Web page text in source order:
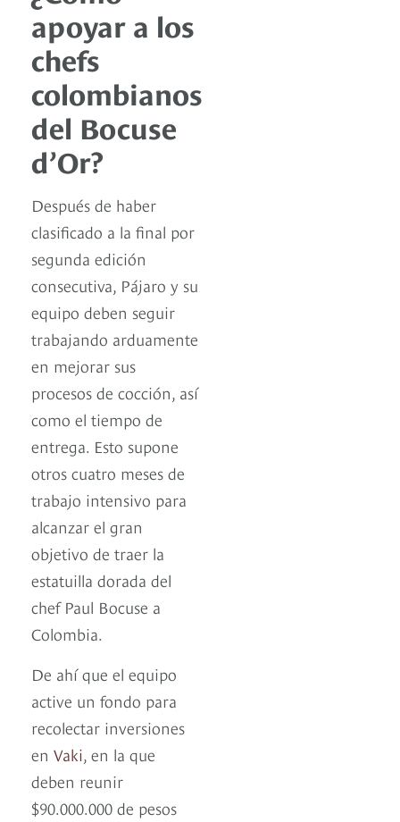
apoyar a los
chefs
colombianos
del Bocuse
d’Or?
Después de haber
clasificado a la final por
segunda edición
consecutiva, Pájaro y su
equipo deben seguir
trabajando arduamente
en mejorar sus
procesos de cocción, así
como el tiempo de
entrega. Esto supone
otros cuatro meses de
trabajo intensivo para
alcanzar el gran
objetivo de traer la
estatuilla dorada del
chef Paul Bocuse a
Colombia.
De ahí que el equipo
active un fondo para
recolectar inversiones
en Vaki, en la que
deben reunir
$90.000.000 de pesos